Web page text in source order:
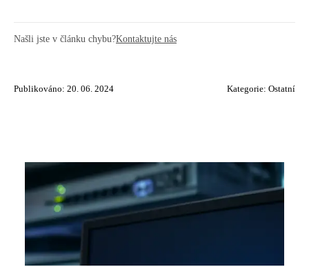
Našli jste v článku chybu?Kontaktujte nás
Publikováno: 20. 06. 2024 Kategorie: Ostatní